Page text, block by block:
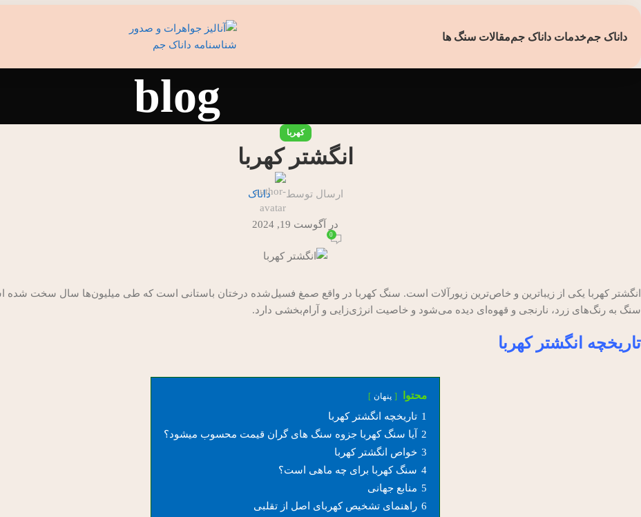
داناک جمخدمات داناک جممقالات سنگ ها
blog
کهربا
انگشتر کهربا
ارسال توسط داناک
در آگوست 19, 2024
0
انگشتر کهربا یکی از زیباترین و خاص‌ترین زیورآلات است. سنگ کهربا در واقع صمغ فسیل‌شده درختان باستانی است که طی میلیون‌ها سال سخت شده
سنگ به رنگ‌های زرد، نارنجی و قهوه‌ای دیده می‌شود و خاصیت انرژی‌زایی و آرام‌بخشی دارد.
تاریخچه انگشتر کهربا
محتوا پنهان
1 تاریخچه انگشتر کهربا
2 آیا سنگ کهربا جزوه سنگ های گران قیمت محسوب میشود؟
3 خواص انگشتر کهربا
4 سنگ کهربا برای چه ماهی است؟
5 منابع جهانی
6 راهنمای تشخیص کهربای اصل از تقلبی